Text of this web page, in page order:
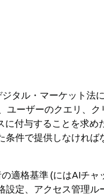
ル・マーケット法
ユーザーのクエリ、
付与することを求
件で提供しなければ
適格基準 (にはAIチ
定、アクセス管理